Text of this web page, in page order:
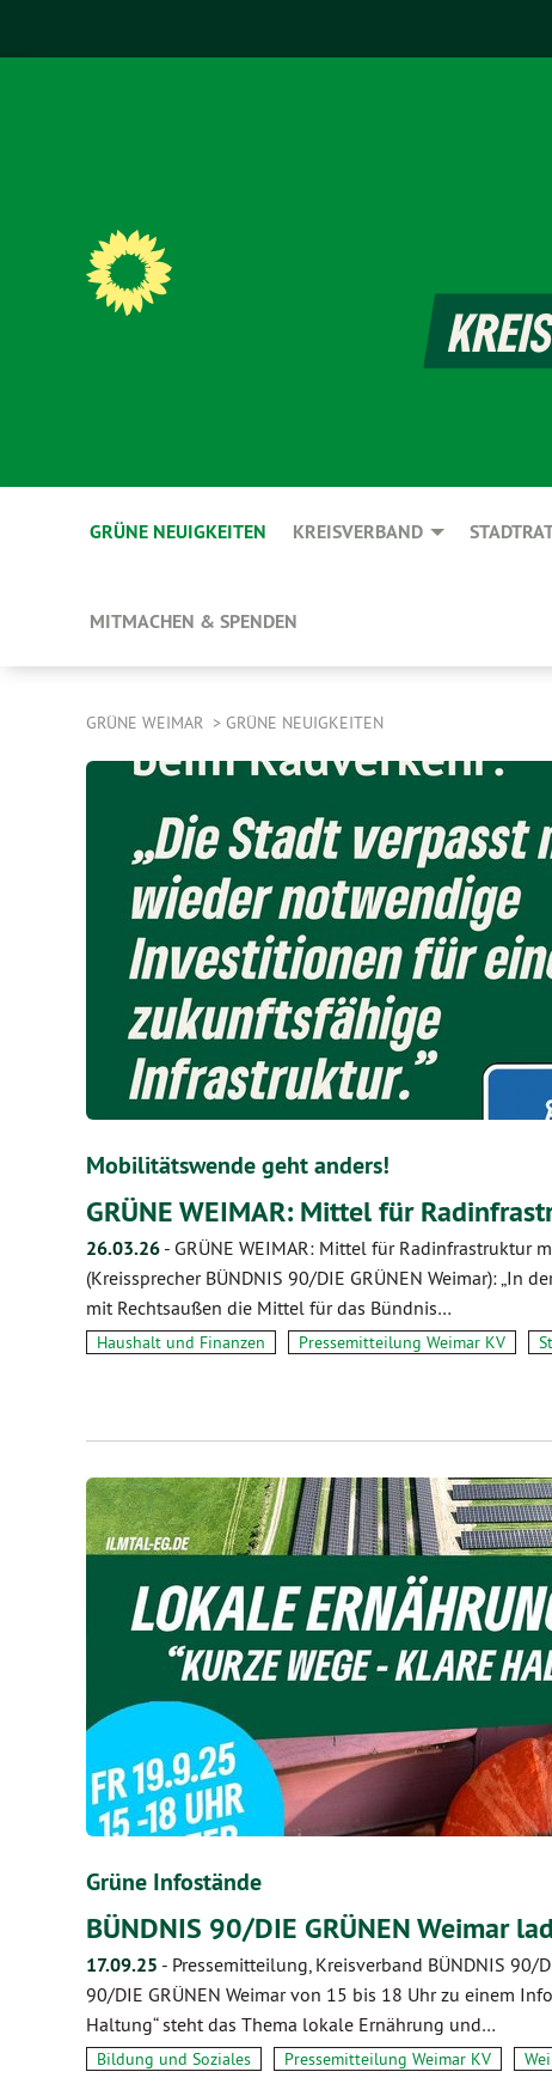
GRÜNE NEUIGKEITEN KREISVERBAND
MITMACHEN & SPENDEN
GRÜNE WEIMAR GRÜNE NEUIGKEITEN
Mobilitätswende geht anders!
GRÜNE WEIMAR: Mittel für
26.03.26 - GRÜNE WEIMAR: Mittel für
(Kreissprecher BÜNDNIS 90/DIE GRÜNEN Weimar):
mit Rechtsaußen die Mittel für das Bündnis…
Haushalt und Finanzen Pressemitteilung Weimar KV
Grüne Infostände
BÜNDNIS 90/DIE GRÜNEN Weimar
17.09.25 - Pressemitteilung, Kreisverband BÜNDNIS 90/
90/DIE GRÜNEN Weimar von 15 bis 18 Uhr zu einem
Haltung“ steht das Thema lokale Ernährung und…
Bildung und Soziales Pressemitteilung Weimar KV